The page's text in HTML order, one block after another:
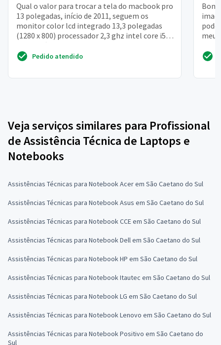
Qual o valor para trocar a tela do macbook pro
13 polegadas, início de 2011, seguem os
monitor color lcd integrado 13,3 polegadas
(1280 x 800) processador 2,3 ghz intel core i5
placa gráf...
Pedido atendido
Bom
meu
Veja serviços similares para Profissional
de Assistência Técnica de Laptops e
Notebooks
Assistências Técnicas para Notebook Acer em São Caetano do Sul
Assistências Técnicas para Notebook Asus em São Caetano do Sul
Assistências Técnicas para Notebook CCE em São Caetano do Sul
Assistências Técnicas para Notebook Dell em São Caetano do Sul
Assistências Técnicas para Notebook HP em São Caetano do Sul
Assistências Técnicas para Notebook Itautec em São Caetano do Sul
Assistências Técnicas para Notebook LG em São Caetano do Sul
Assistências Técnicas para Notebook Lenovo em São Caetano do Sul
Assistências Técnicas para Notebook Positivo em São Caetano do
Sul